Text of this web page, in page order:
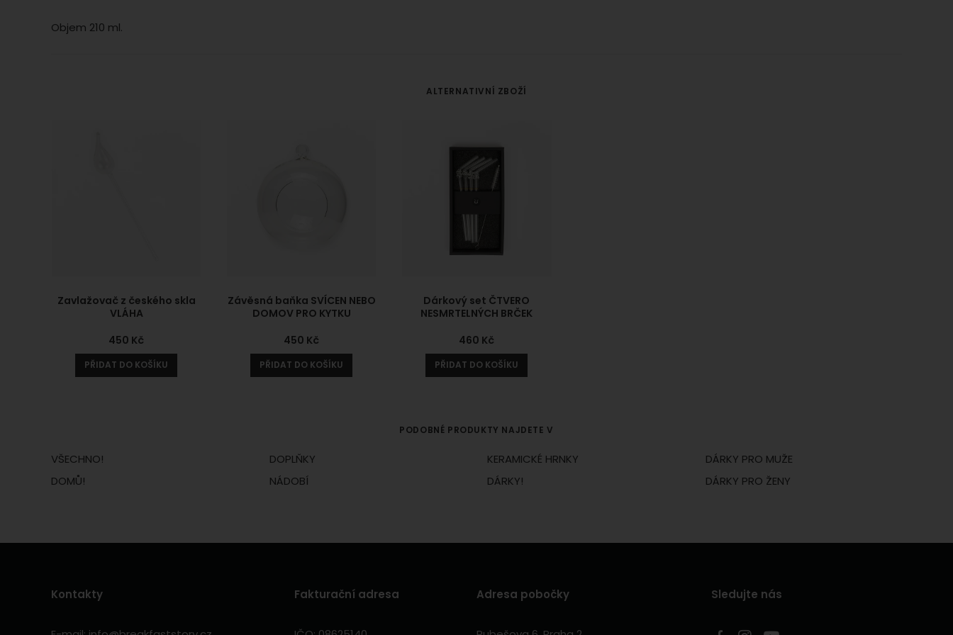
Objem 210 ml.
ALTERNATIVNÍ ZBOŽÍ
Zavlažovač z českého skla
VLÁHA
450 Kč
PŘIDAT DO KOŠÍKU
Závěsná baňka SVÍCEN NEBO
DOMOV PRO KYTKU
450 Kč
PŘIDAT DO KOŠÍKU
Dárkový set ČTVERO
NESMRTELNÝCH BRČEK
460 Kč
PŘIDAT DO KOŠÍKU
PODOBNÉ PRODUKTY NAJDETE V
VŠECHNO!
DOMŮ!
DOPLŇKY
NÁDOBÍ
KERAMICKÉ HRNKY
DÁRKY!
DÁRKY PRO MUŽE
DÁRKY PRO ŽENY
Kontakty Fakturační adresa Adresa pobočky Sledujte nás